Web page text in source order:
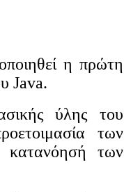
η πρώτη
Java.
ύλης του
των
κατανόησή των